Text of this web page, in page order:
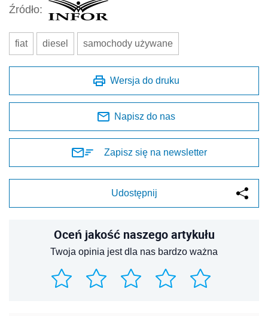
Źródło:
fiat diesel samochody używane
Wersja do druku
Napisz do nas
Zapisz się na newsletter
Udostępnij
Oceń jakość naszego artykułu
Twoja opinia jest dla nas bardzo ważna